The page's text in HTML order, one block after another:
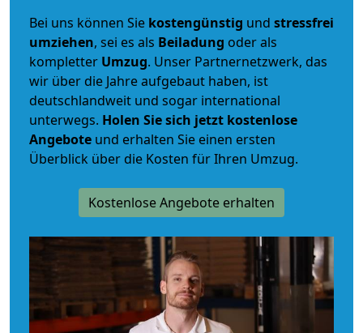
Bei uns können Sie kostengünstig und stressfrei
umziehen, sei es als Beiladung oder als
kompletter Umzug. Unser Partnernetzwerk, das
wir über die Jahre aufgebaut haben, ist
deutschlandweit und sogar international
unterwegs. Holen Sie sich jetzt kostenlose
Angebote und erhalten Sie einen ersten
Überblick über die Kosten für Ihren Umzug.
Kostenlose Angebote erhalten